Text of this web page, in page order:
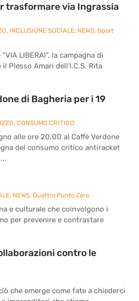
trasformare via Ingrassia
, INCLUSIONE SOCIALE, NEWS, Sport
LIBERA!", la campagna di
Amari dell’I.C.S. Rita
di Bagheria per i 19
, CONSUMO CRITICO
alle ore 20,00 al Caffè Verdone
del consumo critico antiracket
, NEWS, Quattro Punto Zero
e culturale che coinvolgono i
per prevenire e contrastare
contro le
che emerge come fate a chiederci